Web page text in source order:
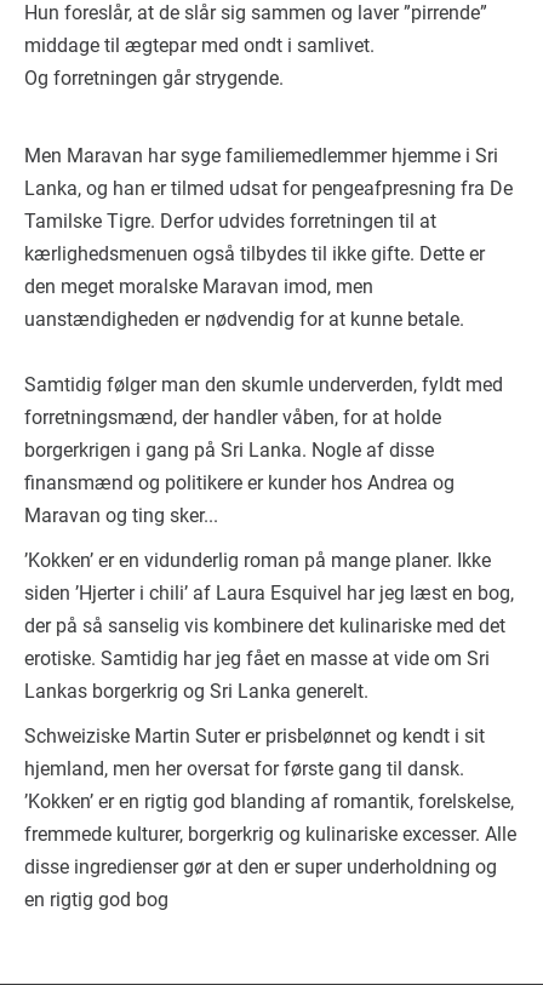
Hun foreslår, at de slår sig sammen og laver ”pirrende”
middage til ægtepar med ondt i samlivet.
Og forretningen går strygende.
Men Maravan har syge familiemedlemmer hjemme i Sri
Lanka, og han er tilmed udsat for pengeafpresning fra De
Tamilske Tigre. Derfor udvides forretningen til at
kærlighedsmenuen også tilbydes til ikke gifte. Dette er
den meget moralske Maravan imod, men
uanstændigheden er nødvendig for at kunne betale.
Samtidig følger man den skumle underverden, fyldt med
forretningsmænd, der handler våben, for at holde
borgerkrigen i gang på Sri Lanka. Nogle af disse
finansmænd og politikere er kunder hos Andrea og
Maravan og ting sker...
’Kokken’ er en vidunderlig roman på mange planer. Ikke
siden ’Hjerter i chili’ af Laura Esquivel har jeg læst en bog,
der på så sanselig vis kombinere det kulinariske med det
erotiske. Samtidig har jeg fået en masse at vide om Sri
Lankas borgerkrig og Sri Lanka generelt.
Schweiziske Martin Suter er prisbelønnet og kendt i sit
hjemland, men her oversat for første gang til dansk.
’Kokken’ er en rigtig god blanding af romantik, forelskelse,
fremmede kulturer, borgerkrig og kulinariske excesser. Alle
disse ingredienser gør at den er super underholdning og
en rigtig god bog